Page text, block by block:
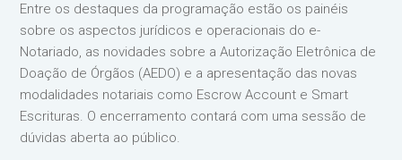
Entre os destaques da programação estão os painéis
sobre os aspectos jurídicos e operacionais do e-
Notariado, as novidades sobre a Autorização Eletrônica de
Doação de Órgãos (AEDO) e a apresentação das novas
modalidades notariais como Escrow Account e Smart
Escrituras. O encerramento contará com uma sessão de
dúvidas aberta ao público.